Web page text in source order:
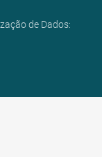
de Dados: